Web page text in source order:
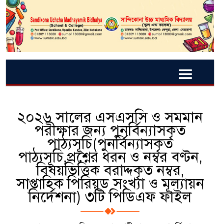
২০২৬ সালের এসএসসি ও সমমান
পরীক্ষার জন্য পুনর্বিন্যাসকৃত
পাঠ্যসূচি(পুনর্বিন্যাসকৃত
পাঠ্যসূচি,প্রশ্নের ধরন ও নম্বর বণ্টন,
বিষয়ভিত্তিক বরাদ্দকৃত নম্বর,
সাপ্তাহিক পিরিয়ড সংখ্যা ও মূল্যায়ন
নির্দেশনা) ৩টি পিডিএফ ফাইল